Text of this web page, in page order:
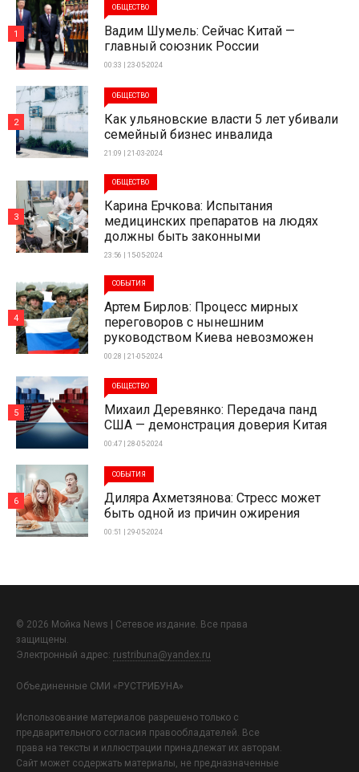
ОБЩЕСТВО
Вадим Шумель: Сейчас Китай —
главный союзник России
00:33 | 23-05-2024
1
ОБЩЕСТВО
Как ульяновские власти 5 лет убивали
семейный бизнес инвалида
21:09 | 21-03-2024
2
ОБЩЕСТВО
Карина Ерчкова: Испытания
медицинских препаратов на людях
должны быть законными
23:56 | 15-05-2024
3
СОБЫТИЯ
Артем Бирлов: Процесс мирных
переговоров с нынешним
руководством Киева невозможен
00:28 | 21-05-2024
4
ОБЩЕСТВО
Михаил Деревянко: Передача панд
США — демонстрация доверия Китая
00:47 | 28-05-2024
5
СОБЫТИЯ
Диляра Ахметзянова: Стресс может
быть одной из причин ожирения
00:51 | 29-05-2024
6
© 2026 Мойка News | Сетевое издание. Все права
защищены.
Электронный адрес: rustribuna@yandex.ru
Объединенные СМИ «РУСТРИБУНА»
Использование материалов разрешено только с
предварительного согласия правообладателей. Все
права на тексты и иллюстрации принадлежат их авторам.
Сайт может содержать материалы, не предназначенные